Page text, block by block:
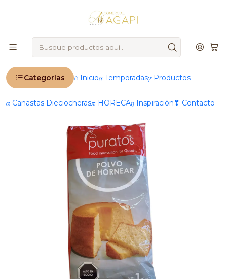
Categorías ⌂ Inicio𝛼 Temporadas𝛾 Productos
𝛼 Canastas Dieciocheras𝜋 HORECA𝜂 Inspiración❣ Contacto
IMPORTANTE: Ahora operamos 100 % online 🚨
Inicio Productos ®️ Marcas
Puratos
Polvos de Hornear Puratos 1 kg